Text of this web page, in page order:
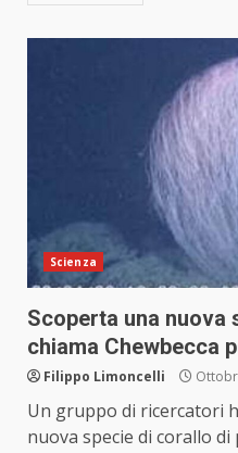
Scienza
Scoperta una nuova
chiama Chewbecca
Filippo Limoncelli
Un gruppo di ricercatori
nuova specie di corallo